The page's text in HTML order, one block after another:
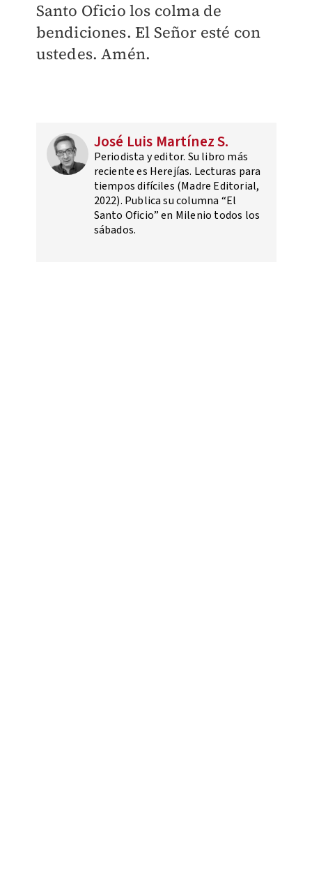
Santo Oficio los colma de
bendiciones. El Señor esté con
ustedes. Amén.
José Luis Martínez S.
Periodista y editor. Su libro más
reciente es Herejías. Lecturas para
tiempos difíciles (Madre Editorial,
2022). Publica su columna “El
Santo Oficio” en Milenio todos los
sábados.